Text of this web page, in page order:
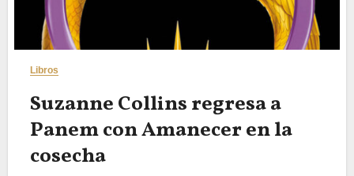
Libros
Suzanne Collins regresa a
Panem con Amanecer en la
cosecha